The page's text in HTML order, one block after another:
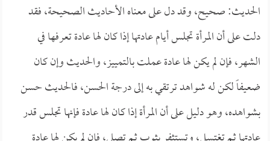
الحديث: صحيح، وقد دل على معناه الأحاديث الصحيحة، فقد
دلت على أن المرأة تجلس أيام عادتها إذا كان لها عادة تعرفها في
الشهر، فإن لم يكن لها عادة عملت بالتمييز، والحديث وإن كان
ضعيفاً لكن له شواهد ترتقي به إلى درجة الحسن، فالحديث حسن
بشواهده، وهو دليل على أن المرأة إذا كان لها عادة فإنها تجلس قدر